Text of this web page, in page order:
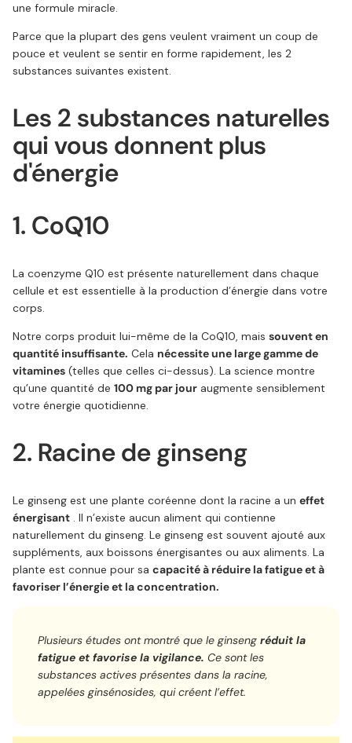
une formule miracle.
Parce que la plupart des gens veulent vraiment un coup de
pouce et veulent se sentir en forme rapidement, les 2
substances suivantes existent.
Les 2 substances naturelles
qui vous donnent plus
d'énergie
1. CoQ10
La coenzyme Q10 est présente naturellement dans chaque
cellule et est essentielle à la production d’énergie dans votre
corps.
Notre corps produit lui-même de la CoQ10, mais souvent en
quantité insuffisante. Cela nécessite une large gamme de
vitamines (telles que celles ci-dessus). La science montre
qu’une quantité de 100 mg par jour augmente sensiblement
votre énergie quotidienne.
2. Racine de ginseng
Le ginseng est une plante coréenne dont la racine a un effet
énergisant . Il n’existe aucun aliment qui contienne
naturellement du ginseng. Le ginseng est souvent ajouté aux
suppléments, aux boissons énergisantes ou aux aliments. La
plante est connue pour sa capacité à réduire la fatigue et à
favoriser l’énergie et la concentration.
Plusieurs études ont montré que le ginseng réduit la
fatigue et favorise la vigilance. Ce sont les
substances actives présentes dans la racine,
appelées ginsénosides, qui créent l’effet.